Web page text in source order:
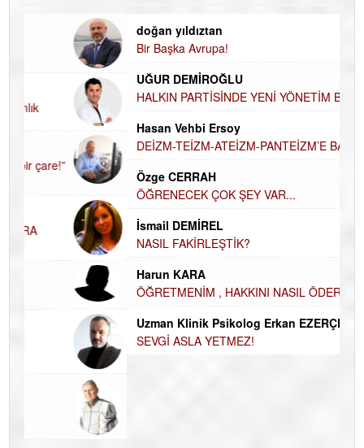
doğan yıldıztan
Bir Başka Avrupa!
UĞUR DEMİROĞLU
HALKIN PARTİSİNDE YENİ YÖNETİM BELİRLENDİ…
Hasan Vehbi Ersoy
DEİZM-TEİZM-ATEİZM-PANTEİZM’E BAKIŞ
Özge CERRAH
ÖĞRENECEK ÇOK ŞEY VAR...
İsmail DEMİREL
NASIL FAKİRLEŞTİK?
Harun KARA
ÖĞRETMENİM , HAKKINI NASIL ÖDERİM !
Uzman Klinik Psikolog Erkan EZERÇE
SEVGİ ASLA YETMEZ!